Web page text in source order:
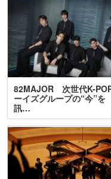
82MAJOR 次世代K-
ーイズグループの“今”を
訊…